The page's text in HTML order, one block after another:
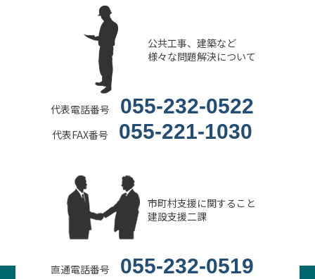
公共工事、建築など
様々な問題解決について
代表電話番号 055-232-0522
代表FAX番号 055-221-1030
市町村支援に関すること
建設支援二課
直通電話番号 055-232-0519